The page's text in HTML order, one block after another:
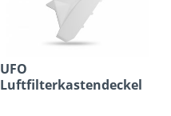
UFO
Luftfilterkastendeckel